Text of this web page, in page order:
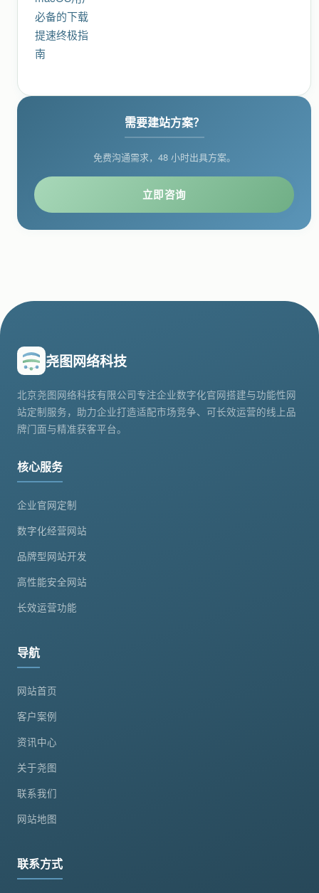
需要建站方案？
免费沟通需求，48 小时出具方案。
立即咨询
尧图网络科技
北京尧图网络科技有限公司专注企业数字化官网搭建与功能性网
站定制服务，助力企业打造适配市场竞争、可长效运营的线上品
牌门面与精准获客平台。
核心服务
企业官网定制
数字化经营网站
品牌型网站开发
高性能安全网站
长效运营功能
导航
网站首页
客户案例
资讯中心
关于尧图
联系我们
网站地图
联系方式